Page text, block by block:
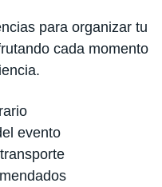
para organizar tu
cada momento
evento